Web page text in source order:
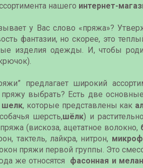
нашего интернет-
у Вас слово «пряжа»?
фантазии, но скорее, это
изделия одежды. И, чтобы
предлагает широкий
выбрать? Есть две
шелк, которые представлены как
шерсть,шёлк) и
(вискоза, ацетатное волокно,
тактель, лайкра, нитрон,
пряжи первой группы. Это
же относятся фасонная и